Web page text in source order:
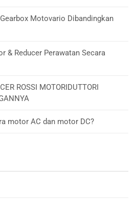
Motovario Dibandingkan
& Reducer Perawatan Secara
ROSSI MOTORIDUTTORI
motor AC dan motor DC?